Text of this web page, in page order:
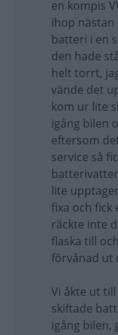
en kompis
ihop
batteri i en
den hade
helt torrt,
vände det
kom ur lite
igång bilen
eftersom
service så
lite
fixa och fick
räckte inte
flaska till
förvånad ut
Vi åkte ut
skiftade
igång bilen,